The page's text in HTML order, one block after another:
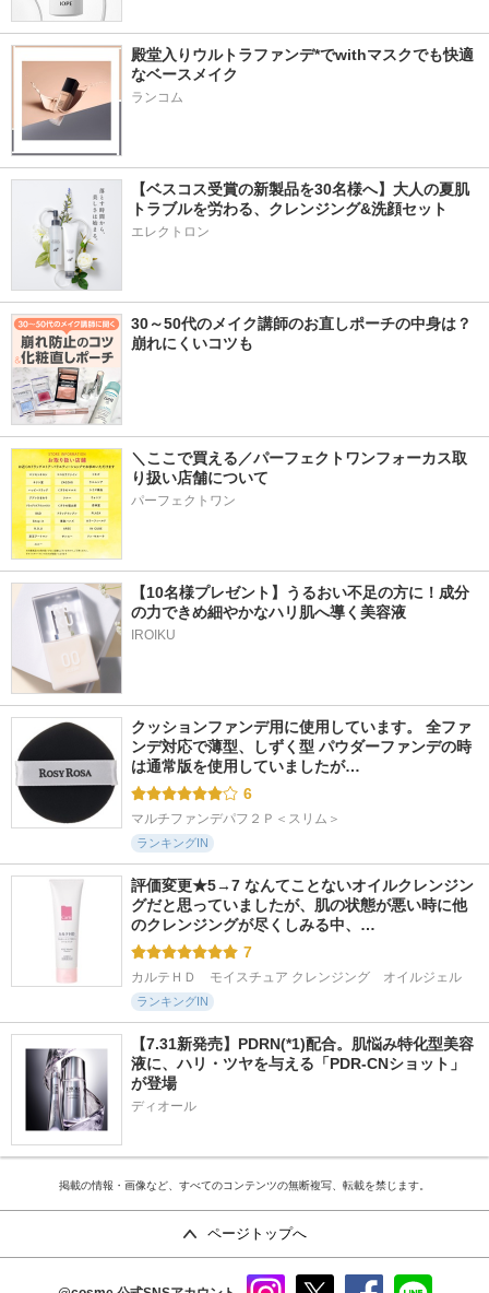
殿堂入りウルトラファンデ*でwithマスクでも快適
なベースメイク
ランコム
【ベスコス受賞の新製品を30名様へ】大人の夏肌
トラブルを労わる、クレンジング&洗顔セット
エレクトロン
30～50代のメイク講師のお直しポーチの中身は？
崩れにくいコツも
＼ここで買える／パーフェクトワンフォーカス取
り扱い店舗について
パーフェクトワン
【10名様プレゼント】うるおい不足の方に！成分
の力できめ細やかなハリ肌へ導く美容液
IROIKU
クッションファンデ用に使用しています。 全ファ
ンデ対応で薄型、しずく型 パウダーファンデの時
は通常版を使用していましたが…
6
マルチファンデパフ２Ｐ＜スリム＞
ランキングIN
評価変更★5→7 なんてことないオイルクレンジン
グだと思っていましたが、肌の状態が悪い時に他
のクレンジングが尽くしみる中、…
7
カルテＨＤ　モイスチュア クレンジング　オイルジェル
ランキングIN
【7.31新発売】PDRN(*1)配合。肌悩み特化型美容
液に、ハリ・ツヤを与える「PDR-CNショット」
が登場
ディオール
掲載の情報・画像など、すべてのコンテンツの無断複写、転載を禁じます。
ページトップへ